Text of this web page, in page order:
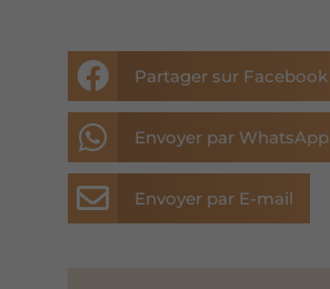
 Partager sur Facebook
 Envoyer par WhatsApp
 Envoyer par E-mail